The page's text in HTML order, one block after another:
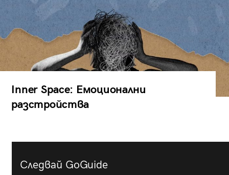
Inner Space: Емоционални
разстройства
Следвай GoGuide